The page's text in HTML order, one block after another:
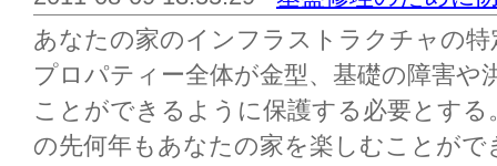
あなたの家のインフラストラクチャの
プロパティー全体が金型、基礎の障害や
ことができるように保護する必要とす
の先何年もあなたの家を楽しむことが